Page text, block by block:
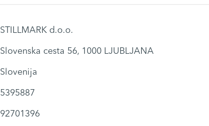
STILLMARK d.o.o.
Slovenska cesta 56, 1000 LJUBLJANA
Slovenija
5395887
92701396